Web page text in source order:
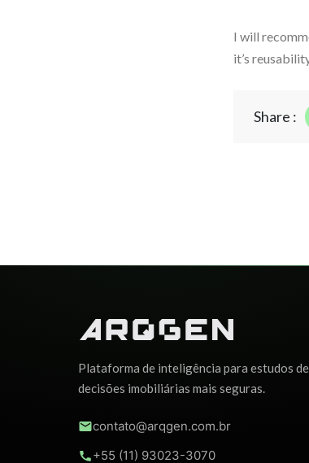
I will
it’s
Share :
Plataforma de inteligência para estudos
decisões imobiliárias mais seguras.
contato@arqgen.com.br
+55 (11) 93023-3070